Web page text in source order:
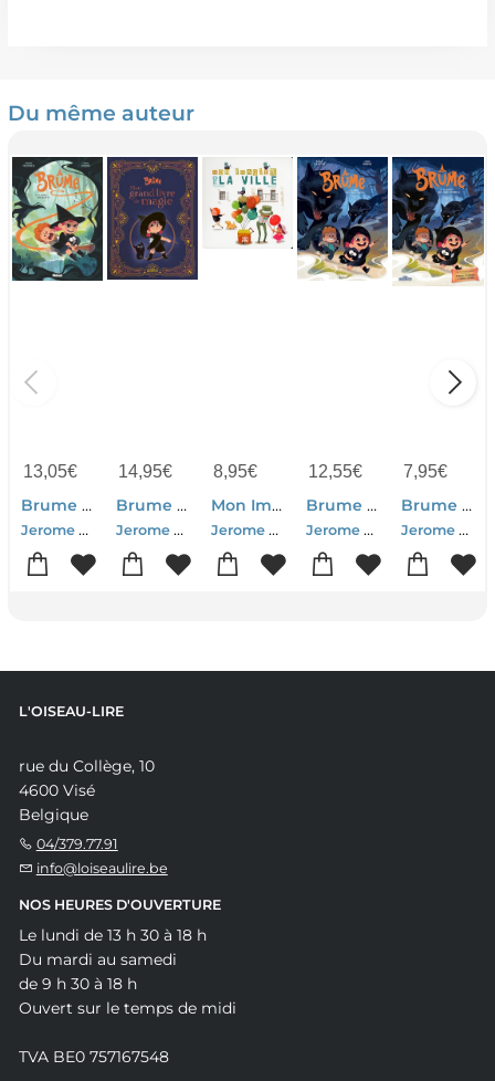
Du même auteur
13,05€
Brume Tome 3 : La Source Des Secrets
Jerome Pelissier-Carine Hinder
14,95€
Brume : Mon Grand Livre De Magie
Jerome Pelissier-Carine Hinder-Stephanie Go
8,95€
Mon Imagier De La Ville
Jerome Pelissier-Carine Hinder
12,55€
Brume Tome 2 : La Foret Des Ames Perdues
Jerome Pelissier-Carine Hinder
7,95€
Brume Tome 2 : La Foret Des Ames Perdues
Jerome Pelissier-Carine Hinder
L'OISEAU-LIRE
rue du Collège, 10
4600 Visé
Belgique
04/379.77.91
info@loiseaulire.be
NOS HEURES D'OUVERTURE
Le lundi de 13 h 30 à 18 h
Du mardi au samedi
de 9 h 30 à 18 h
Ouvert sur le temps de midi
TVA BE0 757167548